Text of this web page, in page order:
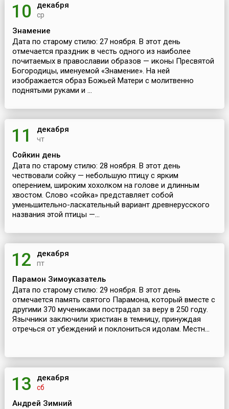
10 декабря
ср
Знамение
Дата по старому стилю: 27 ноября. В этот день
отмечается праздник в честь одного из наиболее
почитаемых в православии образов — иконы Пресвятой
Богородицы, именуемой «Знамение». На ней
изображается образ Божьей Матери с молитвенно
поднятыми руками и ...
11 декабря
чт
Сойкин день
Дата по старому стилю: 28 ноября. В этот день
чествовали сойку — небольшую птицу с ярким
оперением, широким хохолком на голове и длинным
хвостом. Слово «сойка» представляет собой
уменьшительно-ласкательный вариант древнерусского
названия этой птицы —...
12 декабря
пт
Парамон Зимоуказатель
Дата по старому стилю: 29 ноября. В этот день
отмечается память святого Парамона, который вместе с
другими 370 мучениками пострадал за веру в 250 году.
Язычники заключили христиан в темницу, принуждая
отречься от убеждений и поклониться идолам. Местн...
13 декабря
сб
Андрей Зимний